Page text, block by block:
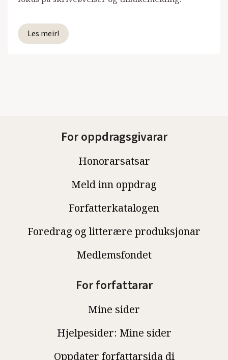
Les meir!
For oppdragsgivarar
Honorarsatsar
Meld inn oppdrag
Forfatterkatalogen
Foredrag og litterære produksjonar
Medlemsfondet
For forfattarar
Mine sider
Hjelpesider: Mine sider
Oppdater forfattarsida di